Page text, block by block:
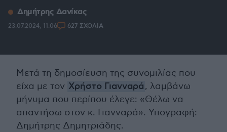
Δημήτρης Δανίκας
23.07.2024, 11:06 627 ΣΧΟΛΙΑ
Μετά τη δημοσίευση της συνομιλίας που
είχα με τον Χρήστο Γιανναρά, λαμβάνω
μήνυμα που περίπου έλεγε: «Θέλω να
απαντήσω στον κ. Γιανναρά». Υπογραφή:
Δημήτρης Δημητριάδης.